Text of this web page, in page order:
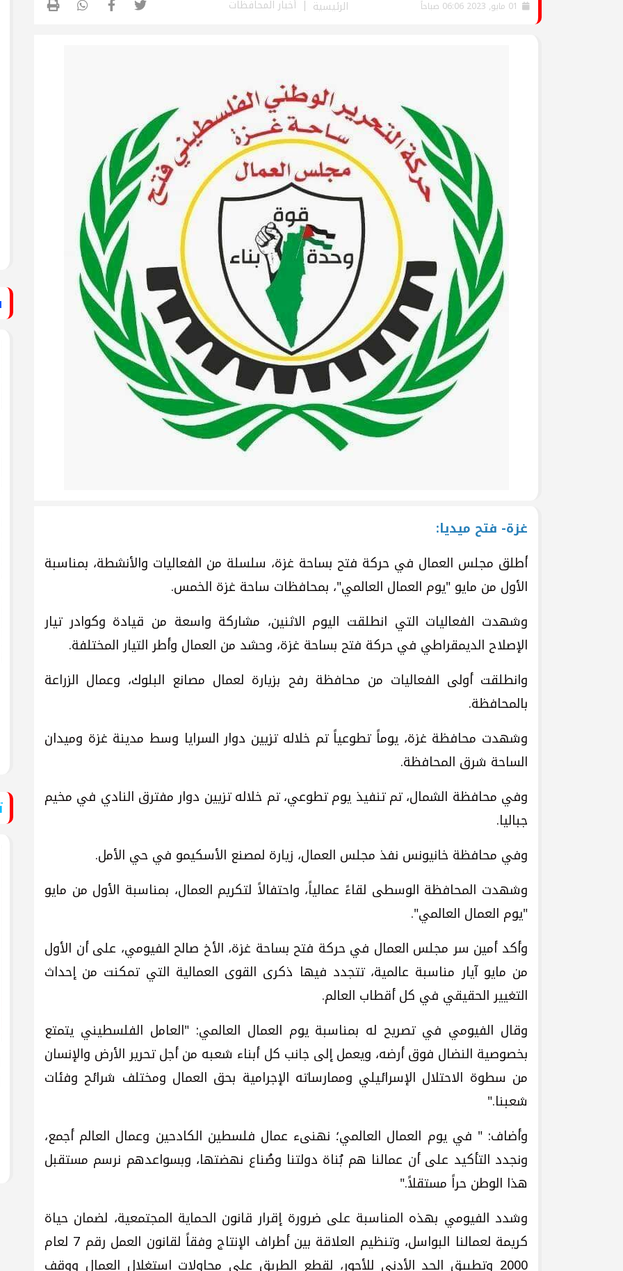
جرحى الحرب على غزة في مستشفى الأهلي المعمداني
تيار الإصلاح الديمقراطي في حركة فتح بمحافظة رفح يطلق حملة
(العهد والوفاء) لأسر الشهداء
تيار الإصلاح الديمقراطي يُطلق حملة إلكترونية دعمًا للأسرى بمناسبة
يوم الأسير الفلسطيني
بالصور: تيار الإصلاح الديمقراطي يطلق حملة إلكترونية رفضًا لمشروع
قانون إعدام الأسرى الفلسطينيين في سجون الاحتلال
الرئيسية أخبار المحافظات
غزة- فتح ميديا:
أطلق مجلس العمال في حركة فتح بساحة غزة، سلسلة من الفعاليات والأنشطة، بمناسبة
الأول من مايو "يوم العمال العالمي"، بمحافظات ساحة غزة الخمس.
وشهدت الفعاليات التي انطلقت اليوم الاثنين، مشاركة واسعة من قيادة وكوادر تيار
الإصلاح الديمقراطي في حركة فتح بساحة غزة، وحشد من العمال وأطر التيار المختلفة.
وانطلقت أولى الفعاليات من محافظة رفح بزيارة لعمال مصانع البلوك، وعمال الزراعة
بالمحافظة.
وشهدت محافظة غزة، يوماً تطوعياً تم خلاله تزيين دوار السرايا وسط مدينة غزة وميدان
الساحة شرق المحافظة.
وفي محافظة الشمال، تم تنفيذ يوم تطوعي، تم خلاله تزيين دوار مفترق النادي في مخيم
جباليا.
وفي محافظة خانيونس نفذ مجلس العمال، زيارة لمصنع الأسكيمو في حي الأمل.
وشهدت المحافظة الوسطى لقاءً عمالياً، واحتفالاً لتكريم العمال، بمناسبة الأول من مايو
"يوم العمال العالمي".
وأكد أمين سر مجلس العمال في حركة فتح بساحة غزة، الأخ صالح الفيومي، على أن الأول
من مايو آيار مناسبة عالمية، تتجدد فيها ذكرى القوى العمالية التي تمكنت من إحداث
التغيير الحقيقي في كل أقطاب العالم.
وقال الفيومي في تصريح له بمناسبة يوم العمال العالمي: "العامل الفلسطيني يتمتع
بخصوصية النضال فوق أرضه، ويعمل إلى جانب كل أبناء شعبه من أجل تحرير الأرض والإنسان
من سطوة الاحتلال الإسرائيلي وممارساته الإجرامية بحق العمال ومختلف شرائح وفئات
شعبنا."
وأضاف: " في يوم العمال العالمي؛ نهنىء عمال فلسطين الكادحين وعمال العالم أجمع،
ونجدد التأكيد على أن عمالنا هم بُناة دولتنا وصُناع نهضتها، وبسواعدهم نرسم مستقبل
هذا الوطن حراً مستقلاً."
وشدد الفيومي بهذه المناسبة على ضرورة إقرار قانون الحماية المجتمعية، لضمان حياة
كريمة لعمالنا البواسل، وتنظيم العلاقة بين أطراف الإنتاج وفقاً لقانون العمل رقم 7 لعام
2000 وتطبيق الحد الأدنى للأجور، لقطع الطريق على محاولات استغلال العمال ووقف
دلياني: الاحتلال يسعى
للتغطية على جرائمه بقطع
الاتصالات عن غزة